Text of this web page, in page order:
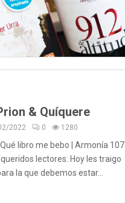
& Quíquere
2022 0 1280
libro me bebo | Armonía 107
lectores: Hoy les traigo
la que debemos estar...